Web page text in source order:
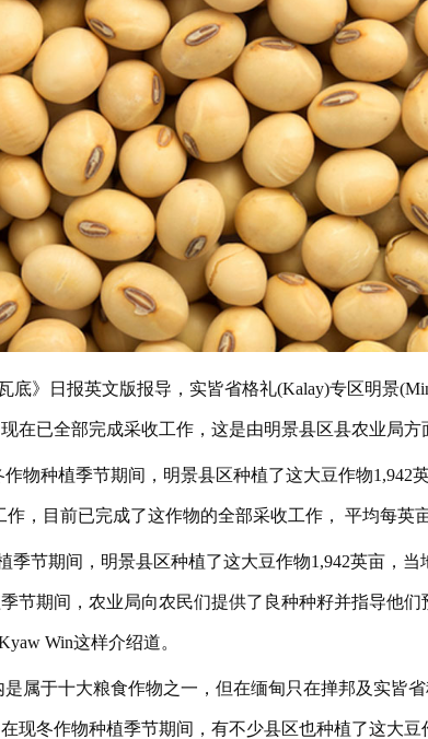
底》日报英文版报导，实皆省格礼(Kalay)专区明景
在已全部完成采收工作，这是由明景县区县农业局方
物种植季节期间，明景县区种植了这大豆作物1,942
作，目前已完成了这作物的全部采收工作， 平均每英
季节期间，明景县区种植了这大豆作物1,942英亩，
节期间，农业局向农民们提供了良种种籽并指导他们
Win这样介绍道。
属于十大粮食作物之一，但在缅甸只在掸邦及实皆
现冬作物种植季节期间，有不少县区也种植了这大豆